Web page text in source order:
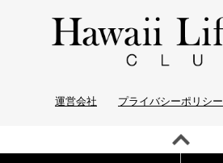
運営会社 プライバシーポリシー